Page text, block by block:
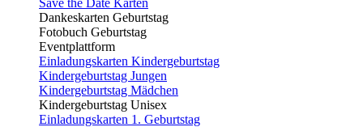
Save the Date Karten
Dankeskarten Geburtstag
Fotobuch Geburtstag
Eventplattform
Einladungskarten Kindergeburtstag
Kindergeburtstag Jungen
Kindergeburtstag Mädchen
Kindergeburtstag Unisex
Einladungskarten 1. Geburtstag